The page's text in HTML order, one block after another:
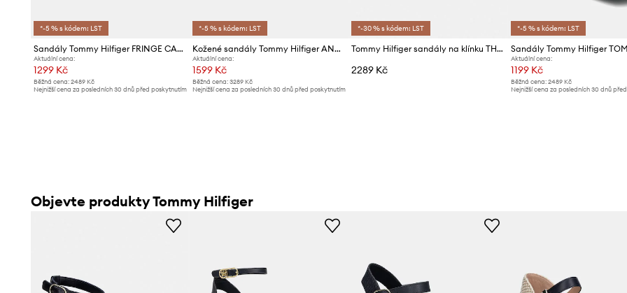
*-5 % s kódem: LST
Sandály Tommy Hilfiger FRINGE CANVAS MEDIUM WEDGE
Aktuální cena:
1299 Kč
Běžná cena: 2489 Kč
Nejnižší cena za posledních 30 dnů před poskytnutím
*-5 % s kódem: LST
Kožené sandály Tommy Hilfiger ANKLE STRAP LEATHER PLATFORM
Aktuální cena:
1599 Kč
Běžná cena:3289 Kč
Nejnižší cena za posledních 30 dnů před poskytnutím
*-30 % s kódem: LST
Tommy Hilfiger sandály na klínku TH MID ESPAD WEDGE JACQUARD
2289 Kč
*-5 % s kódem: LST
Aktuální cena:
1199 Kč
Běžná cena: 2489 Kč
Nejnižší cena za posledních 30 dnů
Objevte produkty Tommy Hilfiger